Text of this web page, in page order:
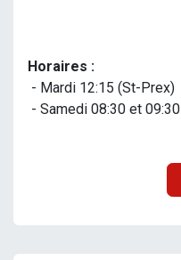
Horaires :
- Mardi 12:15 (St-Prex)
- Samedi 08:30 et 09:30